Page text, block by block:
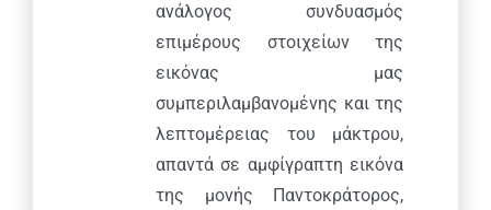
ανάλογος συνδυασμός
επιμέρους στοιχείων της
εικόνας μας
συμπεριλαμβανομένης και της
λεπτομέρειας του μάκτρου,
απαντά σε αμφίγραπτη εικόνα
της μονής Παντοκράτορος,
Πραξιτέλους 169 & Μπουμπουλίνας, 185 35
Πειραιάς
T: 216-9003-700, F: 30 210 4296024,E:
info@laskaridisfoundation.org
Credits